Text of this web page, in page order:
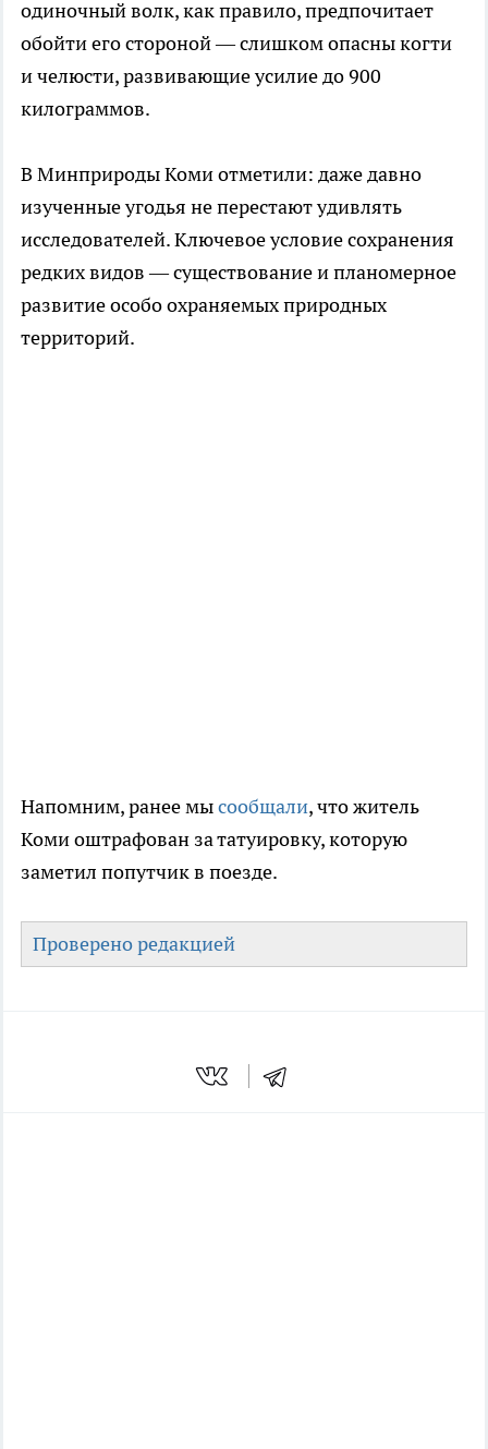
одиночный волк, как правило, предпочитает
обойти его стороной — слишком опасны когти
и челюсти, развивающие усилие до 900
килограммов.
В Минприроды Коми отметили: даже давно
изученные угодья не перестают удивлять
исследователей. Ключевое условие сохранения
редких видов — существование и планомерное
развитие особо охраняемых природных
территорий.
Напомним, ранее мысообщали, что житель
Коми оштрафован за татуировку, которую
заметил попутчик в поезде.
Проверено редакцией